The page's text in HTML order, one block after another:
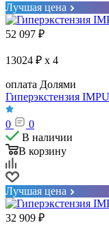
Лучшая цена
52 097 ₽
13024 ₽ x 4
оплата Долями
Гиперэкстензия
0
0
В наличии
В корзину
Лучшая цена
32 909 ₽